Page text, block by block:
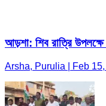
আড়শা: শিব রাত্রি উপলক্ষে
Arsha, Purulia | Feb